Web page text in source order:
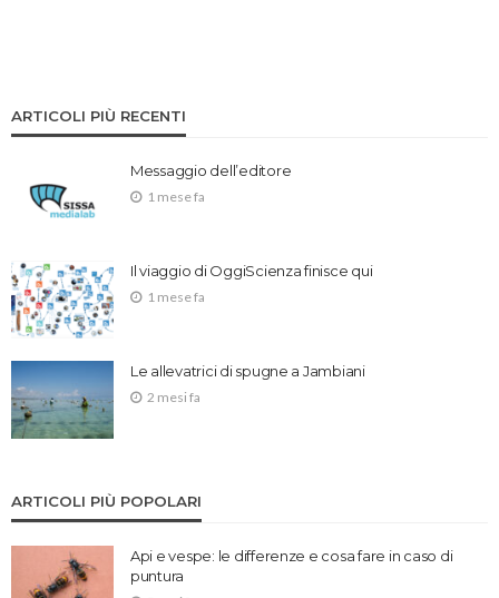
ARTICOLI PIÙ RECENTI
Messaggio dell’editore
1 mese fa
Il viaggio di OggiScienza finisce qui
1 mese fa
Le allevatrici di spugne a Jambiani
2 mesi fa
ARTICOLI PIÙ POPOLARI
Api e vespe: le differenze e cosa fare in caso di
puntura